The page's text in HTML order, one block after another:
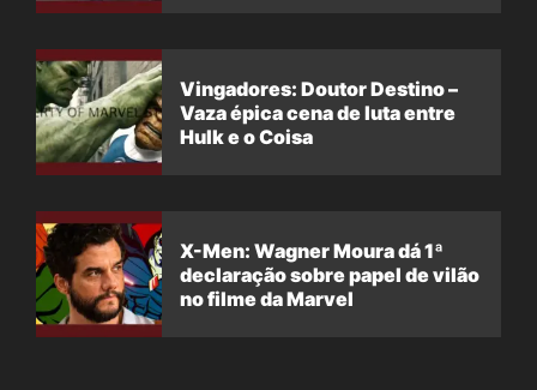
Vingadores: Doutor Destino –
Vaza épica cena de luta entre
Hulk e o Coisa
X-Men: Wagner Moura dá 1ª
declaração sobre papel de vilão
no filme da Marvel